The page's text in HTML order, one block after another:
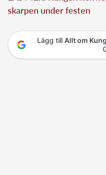
skarpen under festen
Lägg till Allt om